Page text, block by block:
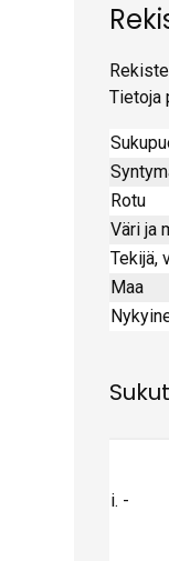
Tietoja
Rotu
Väri ja
Tekijä,
Maa
i. -